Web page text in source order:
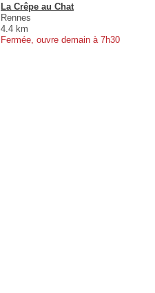
La Crêpe au Chat
Rennes
4.4 km
Fermée, ouvre demain à 7h30